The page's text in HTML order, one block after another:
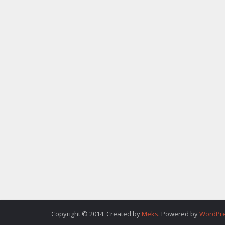
Copyright © 2014. Created by Meks. Powered by